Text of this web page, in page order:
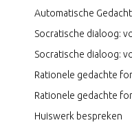
beginnende cognitief
streams kunnen tevens
Cognitieve
Automatische
Socratische dialoog:
Socratische dialoog:
Rationele gedachte
Rationele gedachte
Huiswerk bespreken